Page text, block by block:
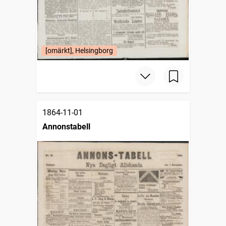
[omärkt], Helsingborg
1864-11-01
Annonstabell